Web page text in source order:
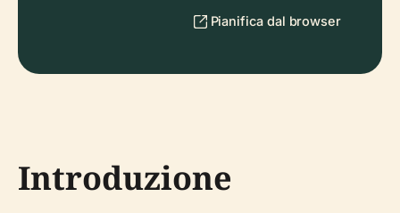
Pianifica dal browser
Introduzione